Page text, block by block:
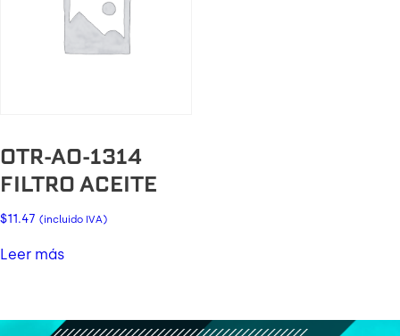
OTR-AO-1314
FILTRO ACEITE
$11.47 (incluido IVA)
Leer más